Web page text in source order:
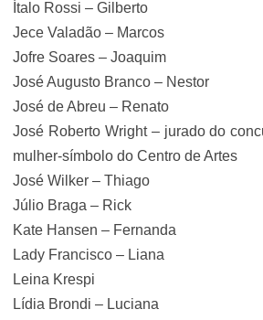
Ítalo Rossi – Gilberto
Jece Valadão – Marcos
Jofre Soares – Joaquim
José Augusto Branco – Nestor
José de Abreu – Renato
José Roberto Wright – jurado do
mulher-símbolo do Centro de Artes
José Wilker – Thiago
Júlio Braga – Rick
Kate Hansen – Fernanda
Lady Francisco – Liana
Leina Krespi
Lídia Brondi – Luciana